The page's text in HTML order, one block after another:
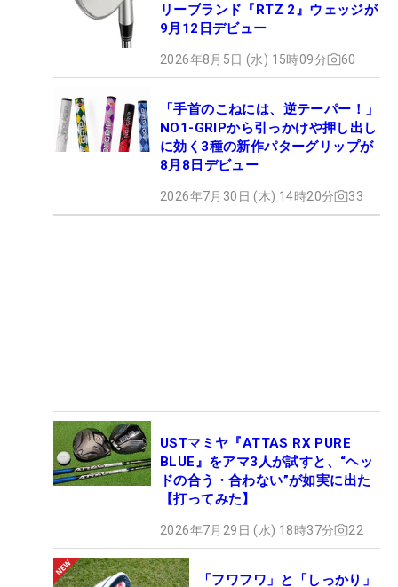
リーブランド『RTZ 2』ウェッジが
9月12日デビュー
2026年8月5日 (水) 15時09分 60
「手首のこねには、逆テーパー！」
NO1-GRIPから引っかけや押し出し
に効く3種の新作パターグリップが
8月8日デビュー
2026年7月30日 (木) 14時20分 33
USTマミヤ『ATTAS RX PURE
BLUE』をアマ3人が試すと、“ヘッ
ドの合う・合わない”が如実に出た
【打ってみた】
2026年7月29日 (水) 18時37分 22
「フワフワ」と「しっかり」